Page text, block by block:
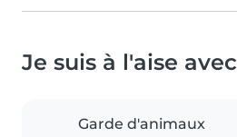
Je suis à l'aise avec
Garde d'animaux